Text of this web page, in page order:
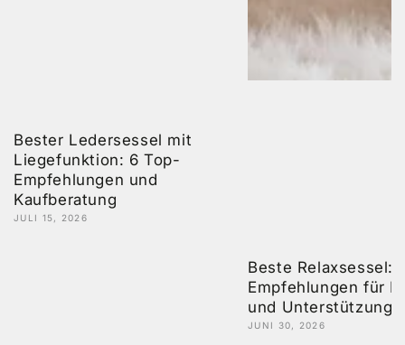
Bester Ledersessel mit
Liegefunktion: 6 Top-
Empfehlungen und
Kaufberatung
JULI 15, 2026
Beste Relaxsessel:
Empfehlungen für
und Unterstützung
JUNI 30, 2026